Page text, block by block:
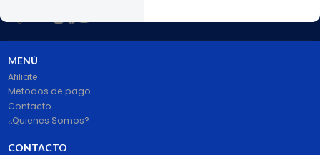
MENÚ
Afiliate
Metodos de pago
Contacto
¿Quienes Somos?
CONTACTO